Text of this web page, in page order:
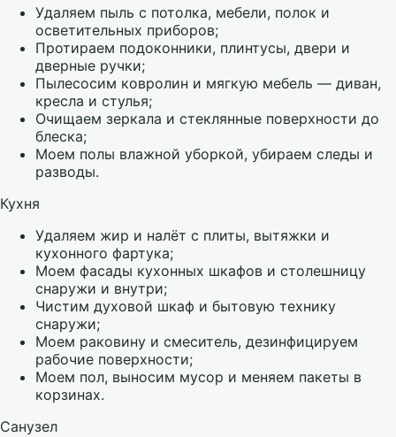
Удаляем пыль с потолка, мебели, полок и
осветительных приборов;
Протираем подоконники, плинтусы, двери и
дверные ручки;
Пылесосим ковролин и мягкую мебель — диван,
кресла и стулья;
Очищаем зеркала и стеклянные поверхности до
блеска;
Моем полы влажной уборкой, убираем следы и
разводы.
Кухня
Удаляем жир и налёт с плиты, вытяжки и
кухонного фартука;
Моем фасады кухонных шкафов и столешницу
снаружи и внутри;
Чистим духовой шкаф и бытовую технику
снаружи;
Моем раковину и смеситель, дезинфицируем
рабочие поверхности;
Моем пол, выносим мусор и меняем пакеты в
корзинах.
Санузел